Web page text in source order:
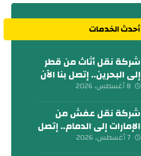
أحدث الخدمات
شركة نقل أثاث من قطر
إلى البحرين.. إتصل بنا الآن
8 أغسطس، 2026
شركة نقل عفش من
الإمارات إلى الدمام.. إتصل
الآن
7 أغسطس، 2026